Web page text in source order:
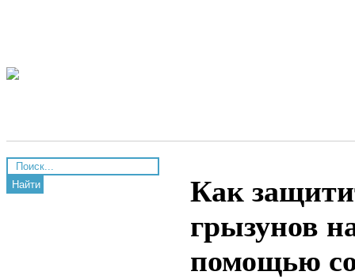
Найти
Как
грызунов
помощью